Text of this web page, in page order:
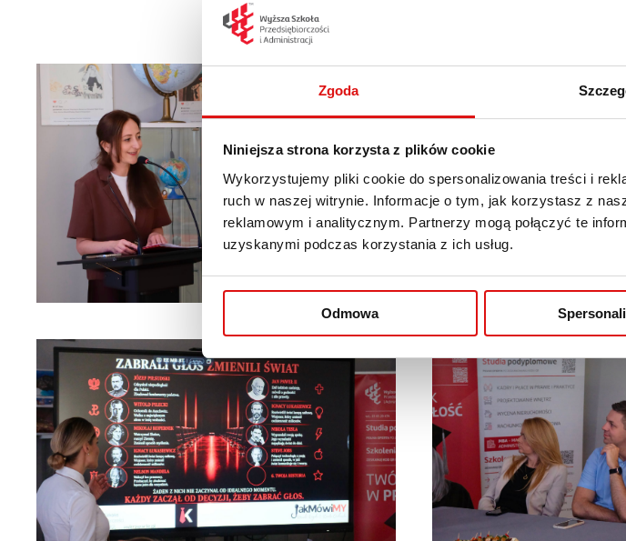
Zgoda
Niniejsza strona korzysta z plików cookie
Wykorzystujemy pliki cookie do spersonalizowania treści i
ruch w naszej witrynie. Informacje o tym, jak korzystasz z
reklamowym i analitycznym. Partnerzy mogą połączyć te
uzyskanymi podczas korzystania z ich usług.
Odmowa